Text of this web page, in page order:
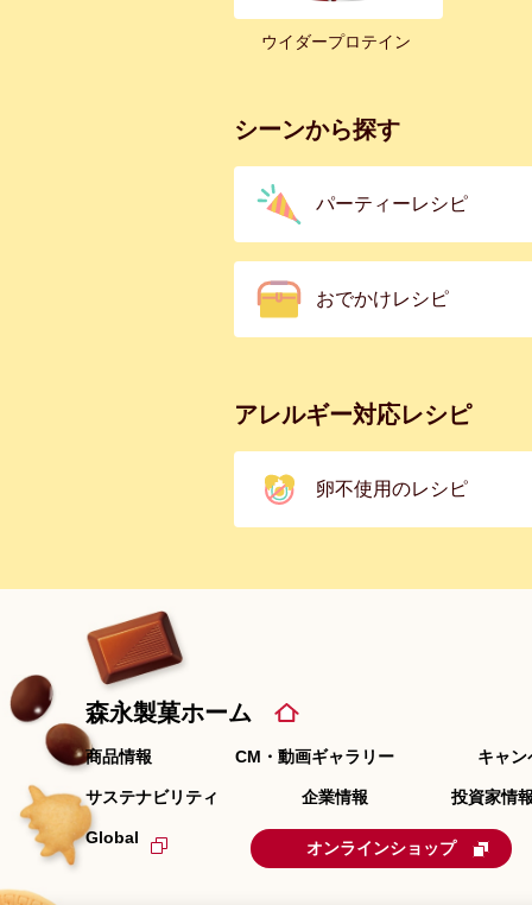
ウイダープロテイン
シーンから探す
パーティーレシピ
おでかけレシピ
アレルギー対応レシピ
卵不使用のレシピ
森永製菓ホーム
商品情報 CM・動画ギャラリー キャン
サステナビリティ 企業情報 投資家情
Global
オンラインショップ